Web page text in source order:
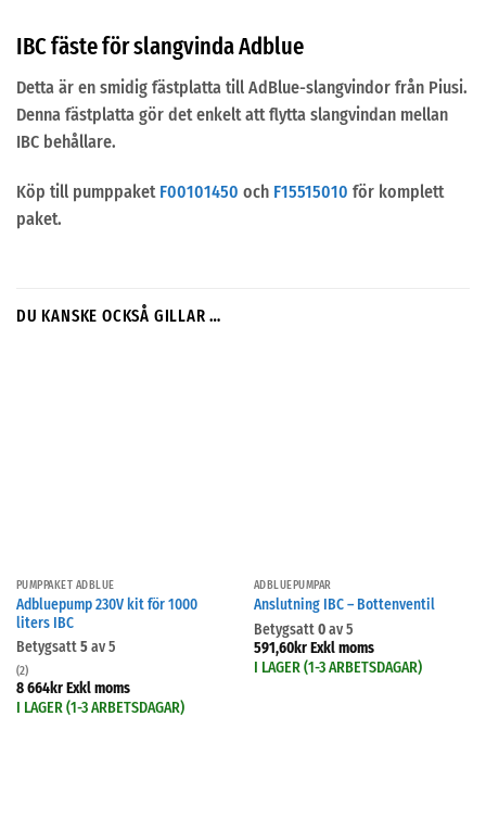
IBC fäste för slangvinda Adblue
Detta är en smidig fästplatta till AdBlue-slangvindor från Piusi.
Denna fästplatta gör det enkelt att flytta slangvindan mellan
IBC behållare.
Köp till pumppaket F00101450 och F15515010 för komplett
paket.
DU KANSKE OCKSÅ GILLAR …
PUMPPAKET ADBLUE
Adbluepump 230V kit för 1000
liters IBC
Betygsatt5av 5
(2)
8 664krExkl moms
I LAGER (1-3 ARBETSDAGAR)
ADBLUEPUMPAR
Anslutning IBC – Bottenventil
Betygsatt0av 5
591,60krExkl moms
I LAGER (1-3 ARBETSDAGAR)